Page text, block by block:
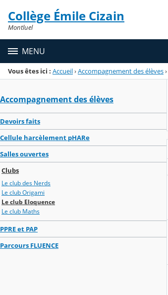
Menu de la rubrique
Contenu
Collège Émile Cizain
Montluel
MENU
Vous êtes ici : Accueil›Accompagnement des élèves›
Accompagnement des élèves
Devoirs faits
Cellule harcèlement pHARe
Salles ouvertes
Clubs
Le club des Nerds
Le club Origami
Le club Eloquence
Le club Maths
PPRE et PAP
Parcours FLUENCE